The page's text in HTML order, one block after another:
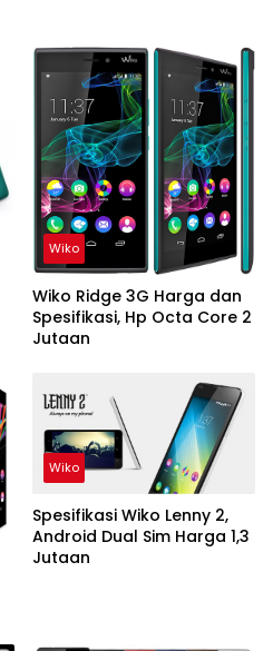
Wiko
Wiko Ridge 3G Harga dan
Spesifikasi, Hp Octa Core 2
Jutaan
Wiko
Spesifikasi Wiko Lenny 2,
Android Dual Sim Harga 1,3
Jutaan